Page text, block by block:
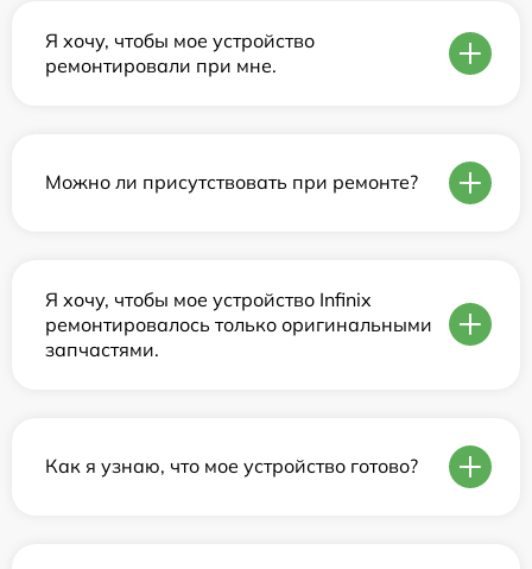
Я хочу, чтобы мое устройство
ремонтировали при мне.
Можно ли присутствовать при ремонте?
Я хочу, чтобы мое устройство Infinix
ремонтировалось только оригинальными
запчастями.
Как я узнаю, что мое устройство готово?